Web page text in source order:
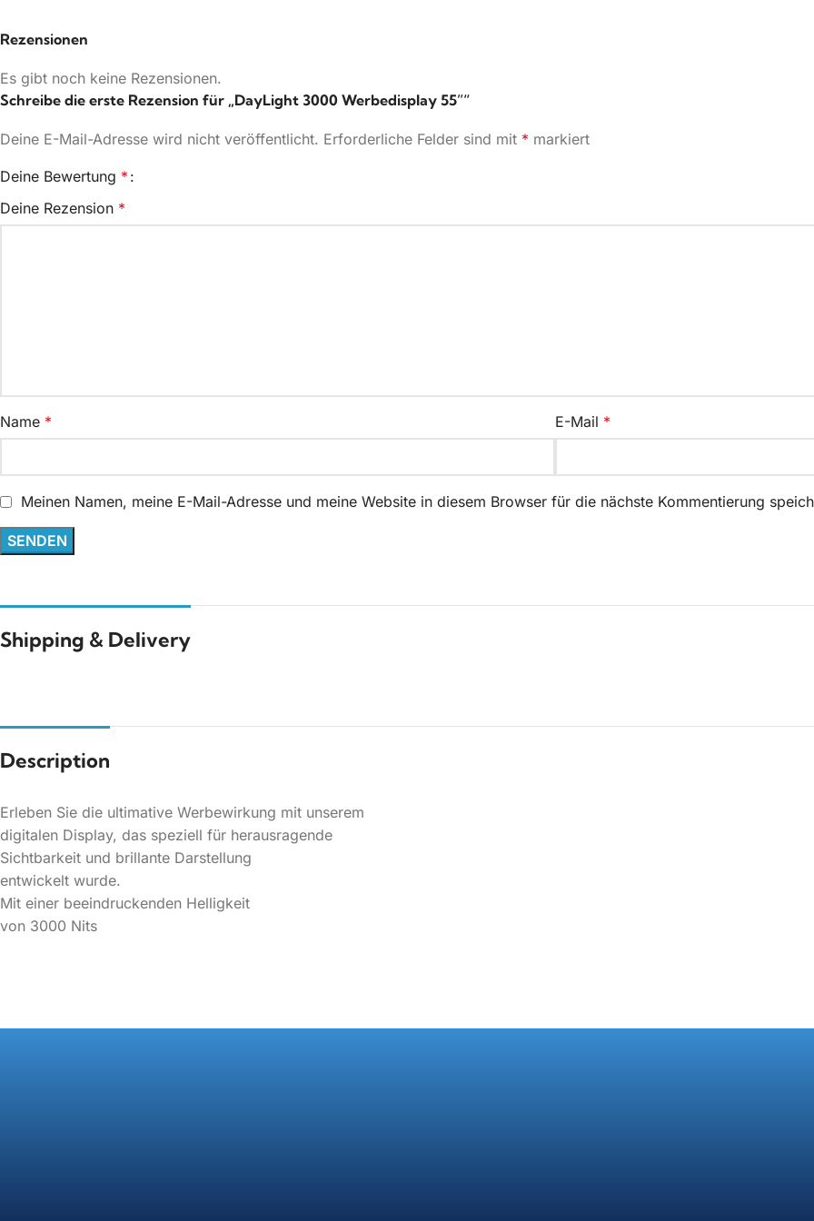
Rezensionen
Es gibt noch keine Rezensionen.
Schreibe die erste Rezension für „DayLight 3000 Werbedisplay 55”“
Deine E-Mail-Adresse wird nicht veröffentlicht. Erforderliche Felder sind mit * markiert
Deine Bewertung *
Deine Rezension *
Name * E-Mail *
Meinen Namen, meine E-Mail-Adresse und meine Website in diesem Browser für die nächste Kommentierung
Shipping & Delivery
Description
Erleben Sie die ultimative Werbewirkung mit unserem
digitalen Display, das speziell für herausragende
Sichtbarkeit und brillante Darstellung
entwickelt wurde.
Mit einer beeindruckenden Helligkeit
von 3000 Nits